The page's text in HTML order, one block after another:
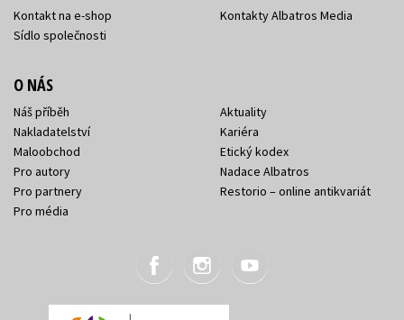
Kontakt na e-shop
Sídlo společnosti
Kontakty Albatros Media
O NÁS
Náš příběh
Nakladatelství
Maloobchod
Pro autory
Pro partnery
Pro média
Aktuality
Kariéra
Etický kodex
Nadace Albatros
Restorio – online antikvariát